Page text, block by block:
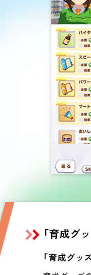
「育成グ
「育成グッ